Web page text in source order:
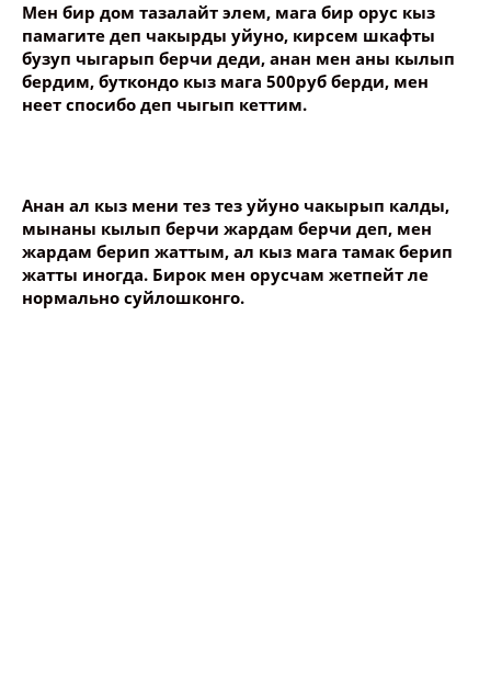
Мен бир дом тазалайт элем, мага бир орус кыз
памагите деп чакырды уйуно, кирсем шкафты
бузуп чыгарып берчи деди, анан мен аны кылып
бердим, буткондо кыз мага 500руб берди, мен
неет спосибо деп чыгып кеттим.
Анан ал кыз мени тез тез уйуно чакырып калды,
мынаны кылып берчи жардам берчи деп, мен
жардам берип жаттым, ал кыз мага тамак берип
жатты иногда. Бирок мен орусчам жетпейт ле
нормально суйлошконго.